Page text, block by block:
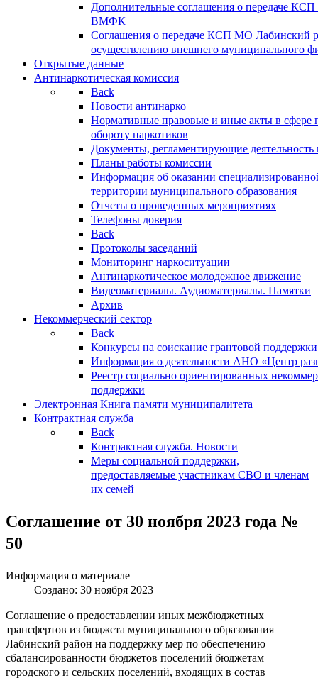
Дополнительные соглашения о передаче
ВМФК
Соглашения о передаче КСП МО Лабинский
осуществлению внешнего муниципального
Открытые данные
Антинаркотическая комиссия
Back
Новости антинарко
Нормативные правовые и иные акты в сфере
обороту наркотиков
Документы, регламентирующие деятельность
Планы работы комиссии
Информация об оказании
территории муниципального образования
Отчеты о проведенных мероприятиях
Телефоны доверия
Back
Протоколы заседаний
Мониторинг наркоситуации
Антинаркотическое молодежное движение
Видеоматериалы. Аудиоматериалы. Памятки
Архив
Некоммерческий сектор
Back
Конкурсы на соискание грантовой поддержки
Информация о деятельности АНО «Центр
Реестр социально ориентированных
поддержки
Электронная Книга памяти муниципалитета
Контрактная служба
Back
Контрактная служба. Новости
Меры социальной поддержки,
предоставляемые участникам СВО и членам
их семей
Соглашение от 30 ноября 2023 года №
50
Информация о материале
Создано: 30 ноября 2023
Соглашение о предоставлении иных межбюджетных
трансфертов из бюджета муниципального образования
Лабинский район на поддержку мер по обеспечению
сбалансированности бюджетов поселений бюджетам
городского и сельских поселений, входящих в состав